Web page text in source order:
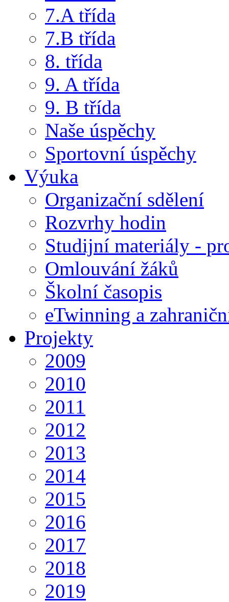
7.A třída
7.B třída
8. třída
9. A třída
9. B třída
Naše úspěchy
Sportovní úspěchy
Výuka
Organizační sdělení
Rozvrhy hodin
Studijní materiály -
Omlouvání žáků
Školní časopis
eTwinning a
Projekty
2009
2010
2011
2012
2013
2014
2015
2016
2017
2018
2019